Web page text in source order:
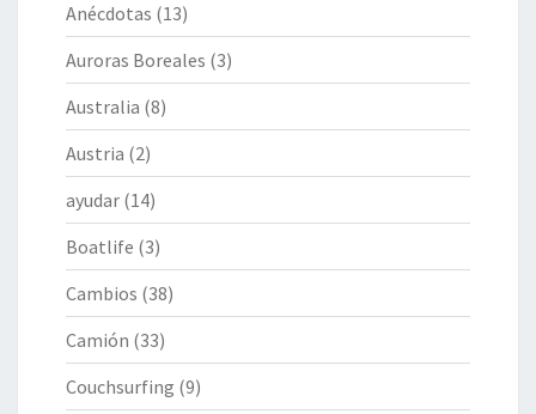
Anécdotas (13)
Auroras Boreales (3)
Australia (8)
Austria (2)
ayudar (14)
Boatlife (3)
Cambios (38)
Camión (33)
Couchsurfing (9)